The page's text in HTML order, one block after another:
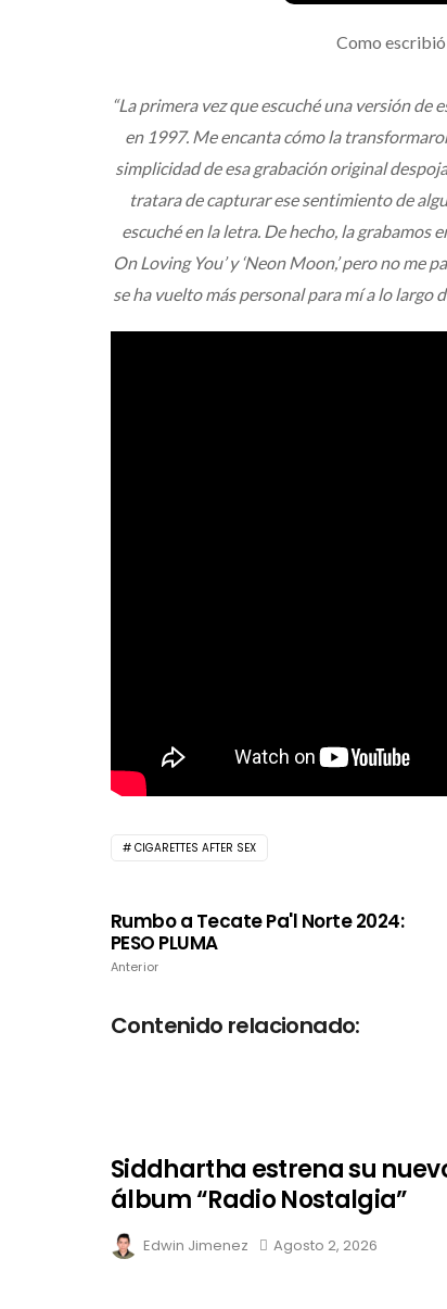
Como
“La primera vez que escuché una versión
en 1997. Me encanta cómo la
simplicidad de esa grabación original
tratara de capturar ese sentimiento de
escuché en la letra. De hecho, la grabamos
On Loving You’ y ‘Neon Moon,’ pero no
se ha vuelto más personal para mí a lo largo
CIGARETTES AFTER SEX
Rumbo a Tecate Pa'l Norte 2024:
PESO PLUMA
Anterior
Contenido relacionado:
Siddhartha estrena su
álbum “Radio Nostalgia”
Edwin Jimenez Agosto 2, 2026